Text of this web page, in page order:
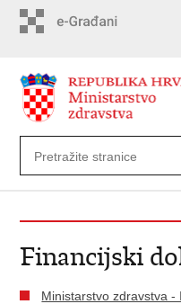
Financijski
Ministarstvo zdravstva